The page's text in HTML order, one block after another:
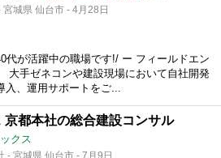
城県 仙台市 - 4月28日
代が活躍中の職場です!/ ー フィールドエン
大手ゼネコンや建設現場において自社開発
、運用サポートをご...
京都本社の総合建設コンサル
クス
- 宮城県 仙台市 - 7月9日